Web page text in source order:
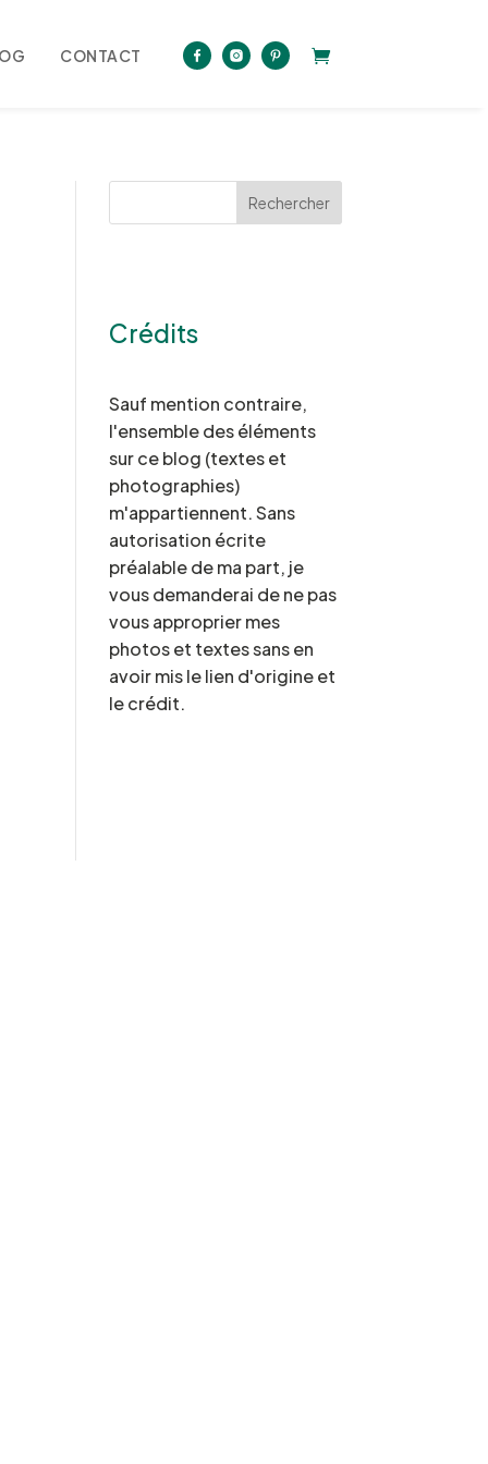
CONTACT
Rechercher
Crédits
Sauf mention contraire,
l'ensemble des éléments
sur ce blog (textes et
photographies)
m'appartiennent. Sans
autorisation écrite
préalable de ma part, je
vous demanderai de ne pas
vous approprier mes
photos et textes sans en
avoir mis le lien d'origine et
le crédit.